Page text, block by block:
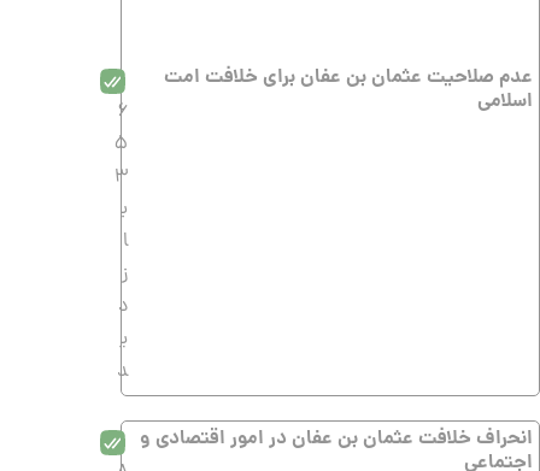
عدم صلاحیت عثمان بن عفان برای خلافت امت
اسلامی
6
5
3
ب
ا
ز
د
ی
د
انحراف خلافت عثمان بن عفان در امور اقتصادی و
اجتماعی